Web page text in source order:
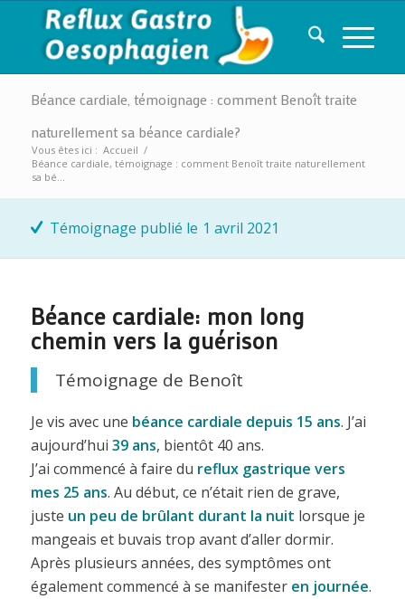
Béance cardiale, témoignage : comment Benoît traite
naturellement sa béance cardiale?
Vous êtes ici : Accueil /
Béance cardiale, témoignage : comment Benoît traite naturellement
sa bé...
Témoignage publié le 1 avril 2021
Béance cardiale: mon long
chemin vers la guérison
Témoignage de Benoît
Je vis avec une béance cardiale depuis 15 ans. J’ai
aujourd’hui 39 ans, bientôt 40 ans.
J’ai commencé à faire du reflux gastrique vers
mes 25 ans. Au début, ce n’était rien de grave,
juste un peu de brûlant durant la nuit lorsque je
mangeais et buvais trop avant d’aller dormir.
Après plusieurs années, des symptômes ont
également commencé à se manifester en journée.